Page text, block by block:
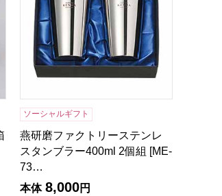
ソーシャルギフト
燕研磨ファクトリーステンレ
スタンブラー400ml 2個組 [ME-
73…
本体 8,000円